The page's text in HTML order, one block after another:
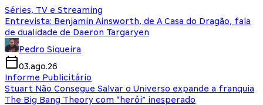
Séries, TV e Streaming
Entrevista: Benjamin Ainsworth, de A Casa do Dragão, fala
de dualidade de Daeron Targaryen
Pedro Siqueira
03.ago.26
Informe Publicitário
Stuart Não Consegue Salvar o Universo expande a franquia
The Big Bang Theory com “herói” inesperado